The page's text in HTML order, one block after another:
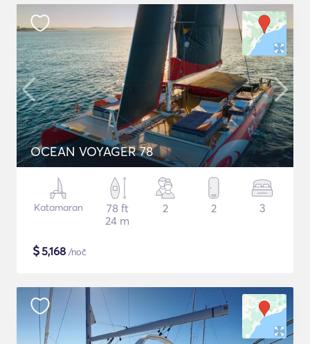
OCEAN VOYAGER 78
Katamaran
78 ft
24 m
2 2 3
$5,168 /noč